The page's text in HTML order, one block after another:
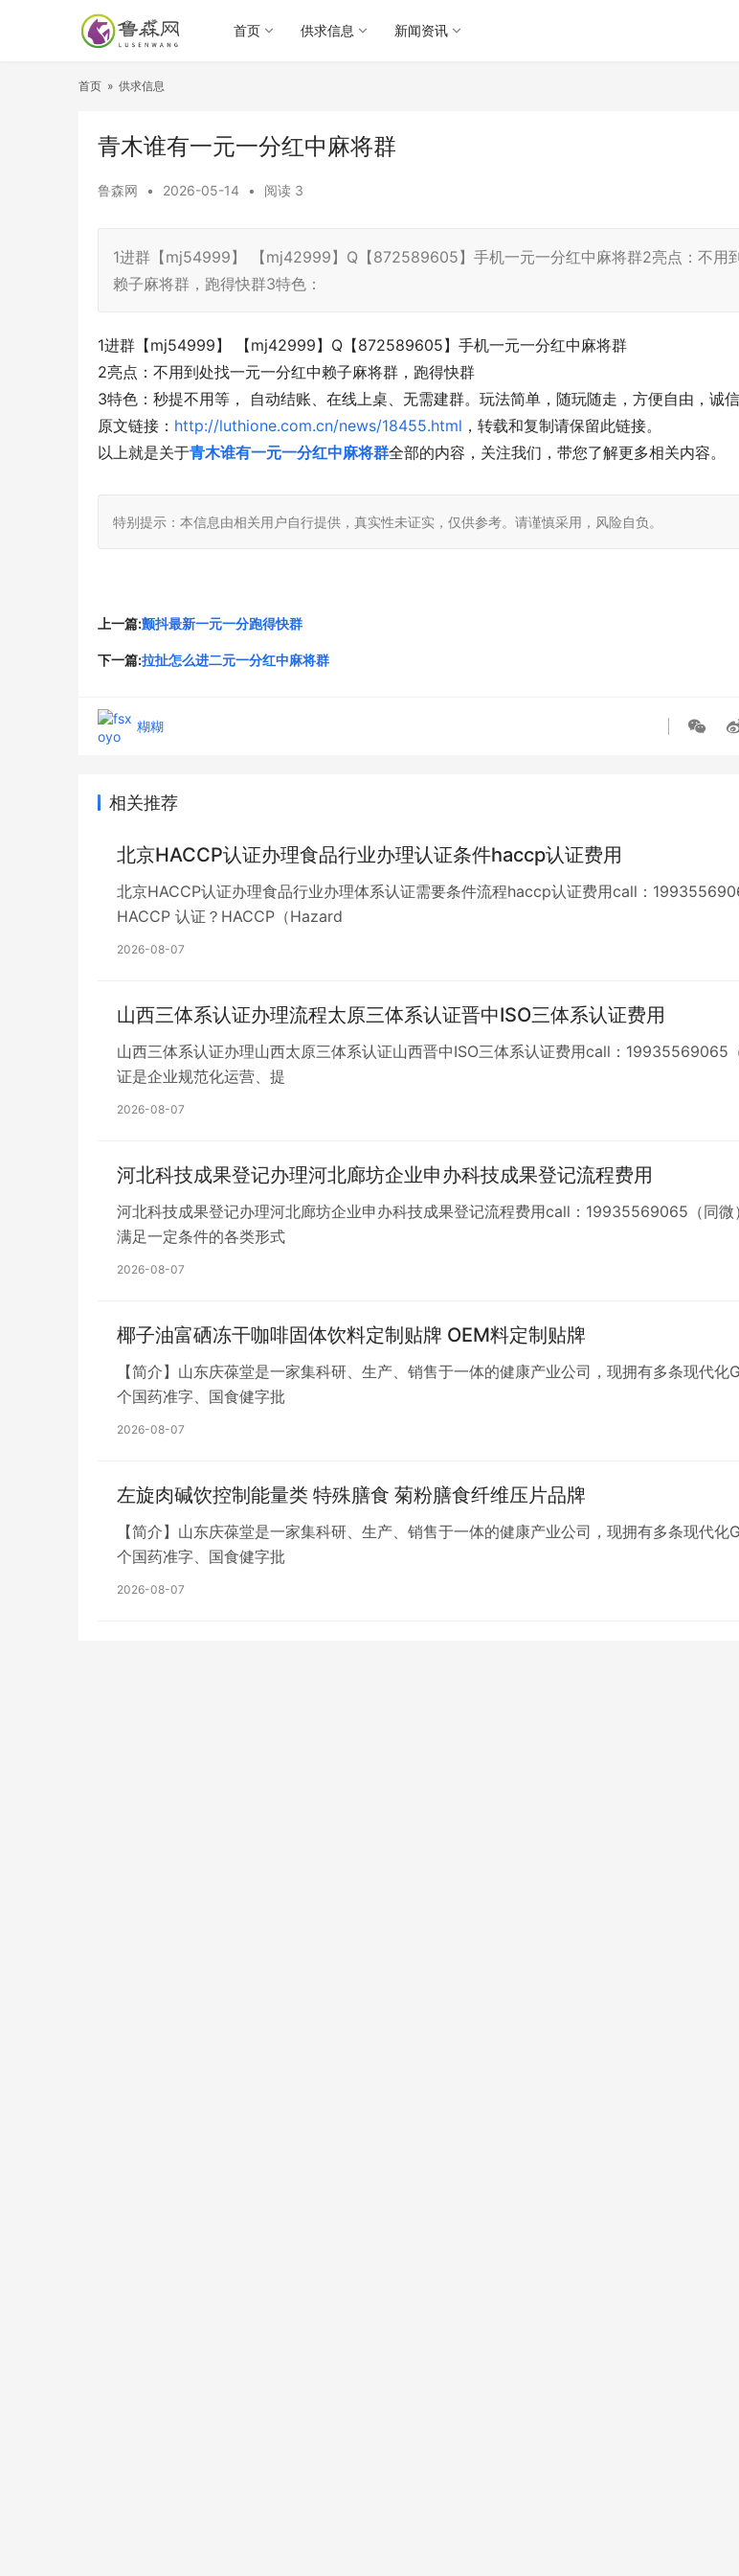
首页 供求信息 新闻资讯
首页 » 供求信息
青木谁有一元一分红中麻将群
鲁森网 • 2026-05-14 • 阅读 3
1进群【mj54999】 【mj42999】Q【872589605】手机一元一分红中麻将群2亮点：不用
赖子麻将群，跑得快群3特色：
1进群【mj54999】 【mj42999】Q【872589605】手机一元一分红中麻将群
2亮点：不用到处找一元一分红中赖子麻将群，跑得快群
3特色：秒提不用等， 自动结账、在线上桌、无需建群。玩法简单，随玩随走，方便自由，诚信
原文链接： http://luthione.com.cn/news/18455.html ，转载和复制请保留此链接。
以上就是关于青木谁有一元一分红中麻将群全部的内容，关注我们，带您了解更多相关内容。
特别提示：本信息由相关用户自行提供，真实性未证实，仅供参考。请谨慎采用，风险自负。
上一篇:颤抖最新一元一分跑得快群
下一篇:拉扯怎么进二元一分红中麻将群
糊糊
相关推荐
北京HACCP认证办理食品行业办理认证条件haccp认证费用
北京HACCP认证办理食品行业办理体系认证需要条件流程haccp认证费用call：
HACCP 认证？HACCP（Hazard
2026-08-07
山西三体系认证办理流程太原三体系认证晋中ISO三体系认证费用
山西三体系认证办理山西太原三体系认证山西晋中ISO三体系认证费用call：19935569065
证是企业规范化运营、提
2026-08-07
河北科技成果登记办理河北廊坊企业申办科技成果登记流程费用
河北科技成果登记办理河北廊坊企业申办科技成果登记流程费用call：19935569065（同微
满足一定条件的各类形式
2026-08-07
椰子油富硒冻干咖啡固体饮料定制贴牌 OEM料定制贴牌
【简介】山东庆葆堂是一家集科研、生产、销售于一体的健康产业公司，现拥有多条现代化
个国药准字、国食健字批
2026-08-07
左旋肉碱饮控制能量类 特殊膳食 菊粉膳食纤维压片品牌
【简介】山东庆葆堂是一家集科研、生产、销售于一体的健康产业公司，现拥有多条现代化
个国药准字、国食健字批
2026-08-07